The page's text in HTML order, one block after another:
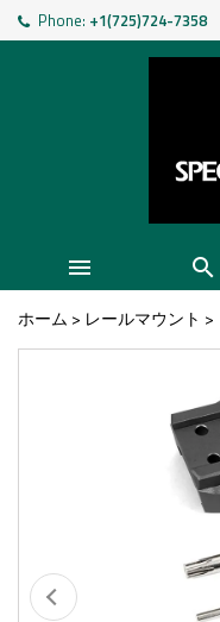
Phone: +1(725)724-7358
 
ホーム > レールマウント >